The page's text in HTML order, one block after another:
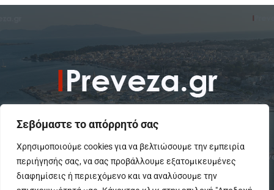
Σεβόμαστε το απόρρητό σας
Χρησιμοποιούμε cookies για να βελτιώσουμε την εμπειρία
περιήγησής σας, να σας προβάλλουμε εξατομικευμένες
διαφημίσεις ή περιεχόμενο και να αναλύσουμε την
To IPreveza.gr είναι μια σύγχρονη ενημερωτική ιστοσελίδα για την
Πρέβεζα, Πάργα, Φιλιππιάδα και την Ήπειρο σε θέματα Κοινωνικά,
Πολιτικά, Αθλητικά και Πολιτιστικά.